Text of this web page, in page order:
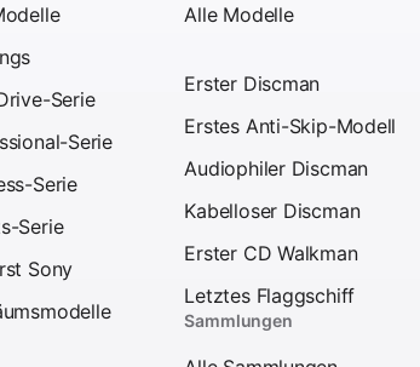
Serie
Serie
Serie
Serie
Sony
Alle Modelle
Erster Discman
Erstes Anti-Skip-Modell
Audiophiler Discman
Kabelloser Discman
Erster CD Walkman
Letztes Flaggschiff
Sammlungen